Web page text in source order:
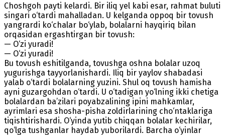
Choshgoh payti kelardi. Bir iliq yel kabi esar, rahmat buluti
singari o‘tardi mahalladan. U kelganda oppoq bir tovush
yangrardi ko‘chalar bo‘ylab, bolalarni hayqiriq bilan
orqasidan ergashtirgan bir tovush:
— O‘zi yuradi!
— O‘zi yuradi!
Bu tovush eshitilganda, tovushga oshna bolalar uzoq
yugurishga tayyorlanishardi. Iliq bir yaylov shabadasi
yalab o‘tardi bolalarning yuzini. Shul oq tovush hamisha
ayni guzargohdan o‘tardi. U o‘tadigan yo‘lning ikki chetiga
bolalardan ba’zilari poyabzalining ipini mahkamlar,
ayrimlari esa shosha-pisha zoldirlarining cho‘ntaklariga
tiqishtirishardi. O‘yinda yutib chiqqan bolalar kechirilar,
qo‘lga tushganlar haydab yuborilardi. Barcha o‘yinlar